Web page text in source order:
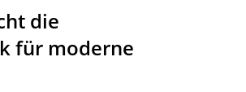
die
für moderne